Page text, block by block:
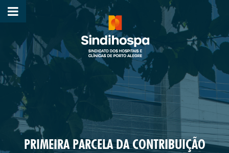
PRIMEIRA PARCELA DA CONTRIBUIÇÃO